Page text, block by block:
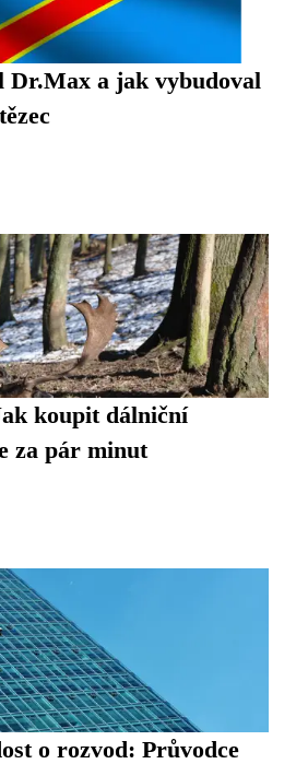
Dr.Max a jak vybudoval
koupit dálniční
za pár minut
o rozvod: Průvodce